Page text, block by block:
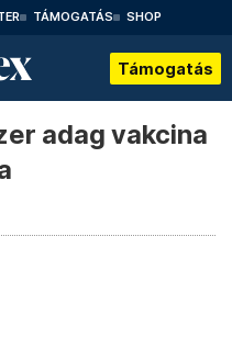
TÁMOGATÁS SHOP
Támogatás
adag vakcina